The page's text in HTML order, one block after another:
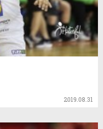
2019.08.31